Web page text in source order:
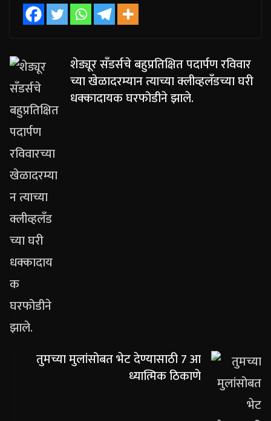
शेड्यूर सँडर्सचे बहुप्रतिक्षित पदार्पण रविवार
च्या खेळादरम्यान त्याच्या क्लीव्हलँडच्या घरी
धक्कादायक घरफोडीने झाले.
तुमच्या मुलांसोबत भेट देण्यासाठी 7 आ
ध्यात्मिक ठिकाणे